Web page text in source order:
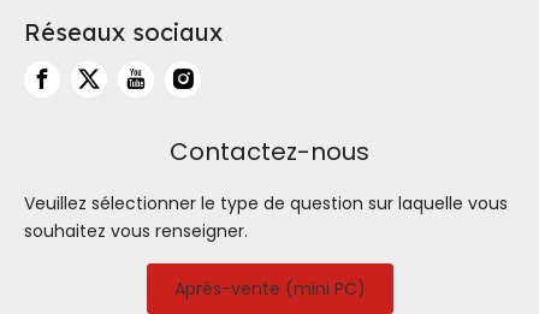
Réseaux sociaux
Contactez-nous
Veuillez sélectionner le type de question sur laquelle vous
souhaitez vous renseigner.
Après-vente (mini PC)